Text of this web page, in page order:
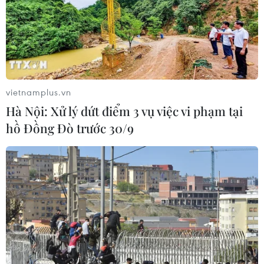
núi rét đậm, riêng riêng khu Tây Bắc nhiệt độ cao nhất
từ 24-27 độ C trong khi tại Hà Nội, nhiệt độ thấp nhất 15-
17 độ C; cao nhất 18-20 độ C.
Phòng chống rét cho trâu
vietnamplus.vn
Hà Nội: Xử lý dứt điểm 3 vụ việc vi phạm tại
hồ Đồng Đò trước 30/9